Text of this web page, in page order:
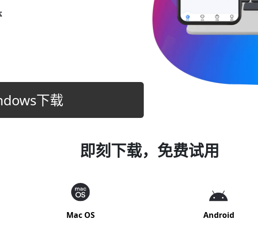
下载
即刻下载，免费试用
Mac OS Android